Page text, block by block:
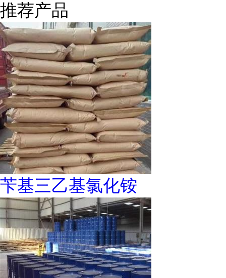
推荐产品
苄基三乙基氯化铵